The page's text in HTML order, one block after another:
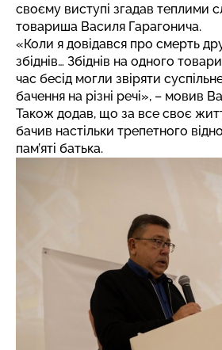
своєму виступі згадав теплими
товариша Василя Гарагонича.
«Коли я довідався про смерть
збіднів… Збіднів на одного
час бесід могли звіряти
бачення на різні речі», – мовив
Також додав, що за все своє
бачив настільки трепетного
пам’яті батька.